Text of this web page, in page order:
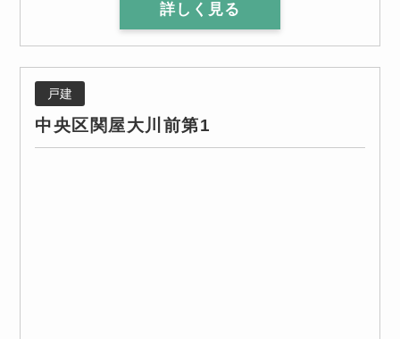
詳しく見る
戸建
中央区関屋大川前第1